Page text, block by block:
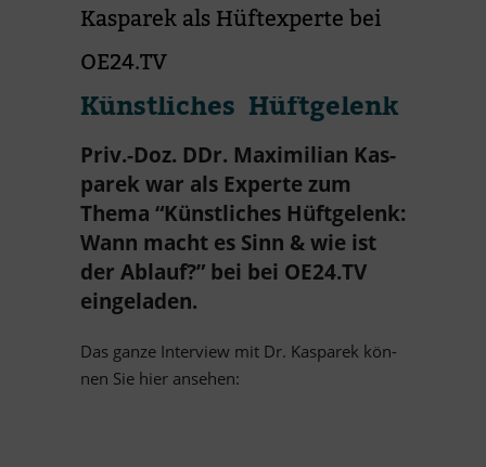
Kas­pa­rek als Hüft­ex­perte bei
OE24.TV
Künst­li­ches Hüftgelenk
Priv.-Doz. DDr. Ma­xi­mi­lian Kas­
pa­rek war als Ex­perte zum
Thema “Künst­li­ches Hüft­ge­lenk:
Wann macht es Sinn & wie ist
der Ab­lauf?” bei bei OE24.TV
eingeladen.
Das ganze In­ter­view mit Dr. Kas­pa­rek kön­
nen Sie hier ansehen: